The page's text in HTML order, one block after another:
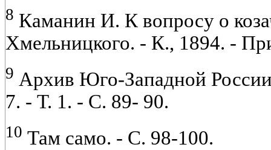
8 Каманин И. К вопросу о
Хмельницкого. - К., 1894. -
9 Архив Юго-Западной
7. - Т. 1. - С. 89- 90.
10 Там само. - С. 98-100.